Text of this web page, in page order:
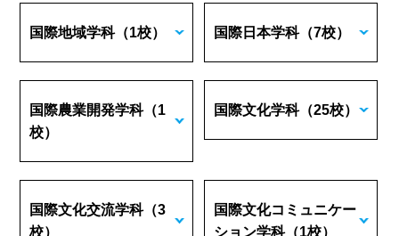
国際地域学科（1校） 国際日本学科（7校）
国際農業開発学科（1
校）
国際文化学科（25校）
国際文化交流学科（3
校）
国際文化コミュニケー
ション学科（1校）